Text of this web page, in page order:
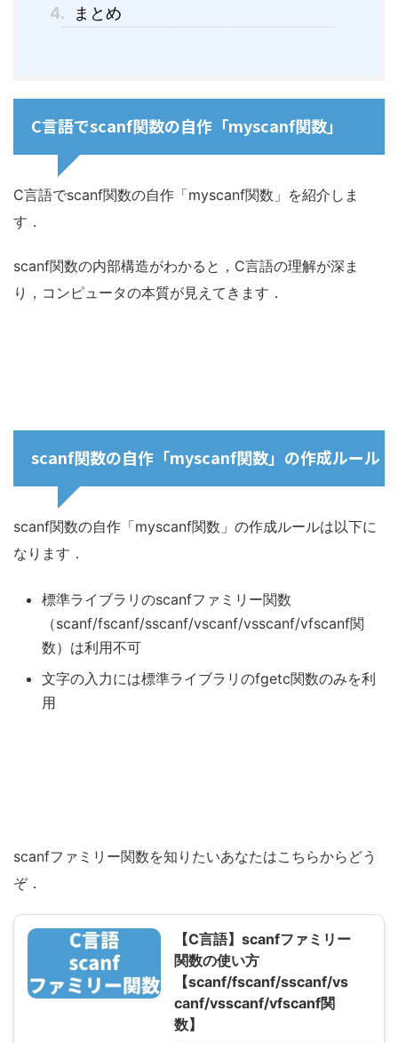
4. まとめ
C言語でscanf関数の自作「myscanf関数」
C言語でscanf関数の自作「myscanf関数」を紹介しま
す．
scanf関数の内部構造がわかると，C言語の理解が深ま
り，コンピュータの本質が見えてきます．
scanf関数の自作「myscanf関数」の作成ルール
scanf関数の自作「myscanf関数」の作成ルールは以下に
なります．
標準ライブラリのscanfファミリー関数
（scanf/fscanf/sscanf/vscanf/vsscanf/vfscanf関
数）は利用不可
文字の入力には標準ライブラリのfgetc関数のみを利
用
scanfファミリー関数を知りたいあなたはこちらからどう
ぞ．
【C言語】scanfファミリー
関数の使い方
【scanf/fscanf/sscanf/vs
canf/vsscanf/vfscanf関
数】